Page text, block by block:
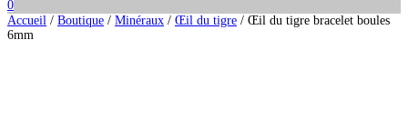
0
Accueil / Boutique / Minéraux / Œil du tigre / Œil du tigre bracelet boules
6mm